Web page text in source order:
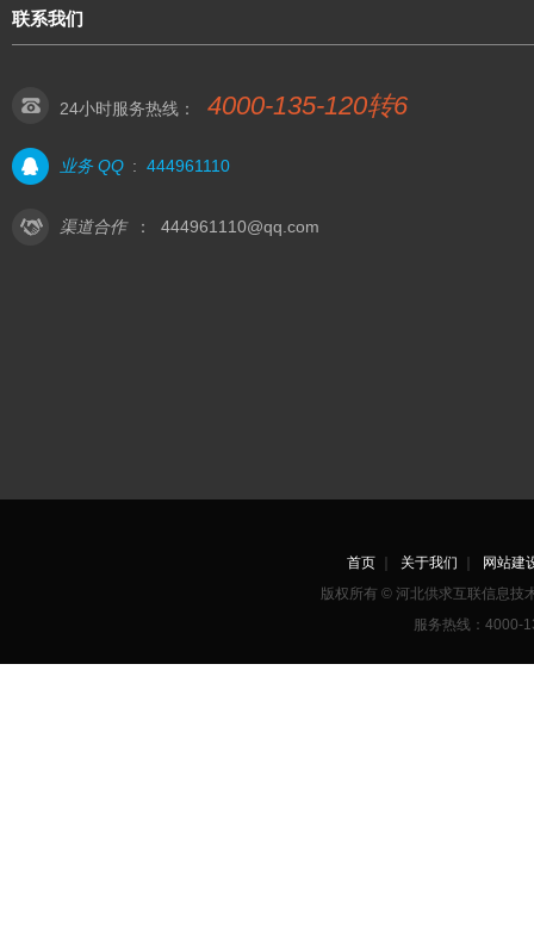
联系我们
24小时服务热线： 4000-135-120转6
业务 QQ : 444961110
渠道合作 ： 444961110@qq.com
首页｜ 关于我们
网站建
版权所有 © 河北供求互联信息
服务热线：4000-